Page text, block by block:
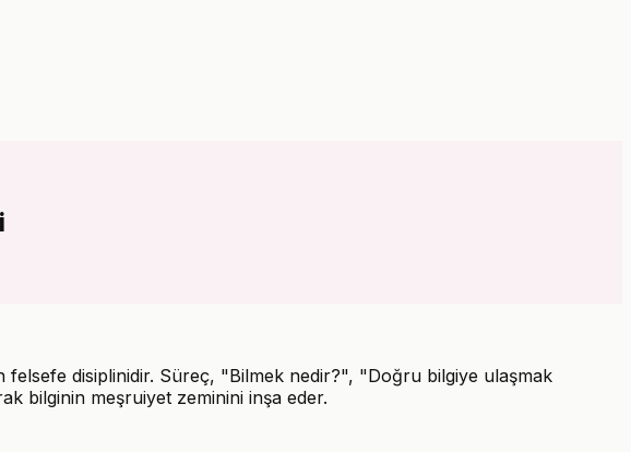
felsefe disiplinidir. Süreç, "Bilmek nedir?", "Doğru bilgiye ulaşmak
bilginin meşruiyet zeminini inşa eder.